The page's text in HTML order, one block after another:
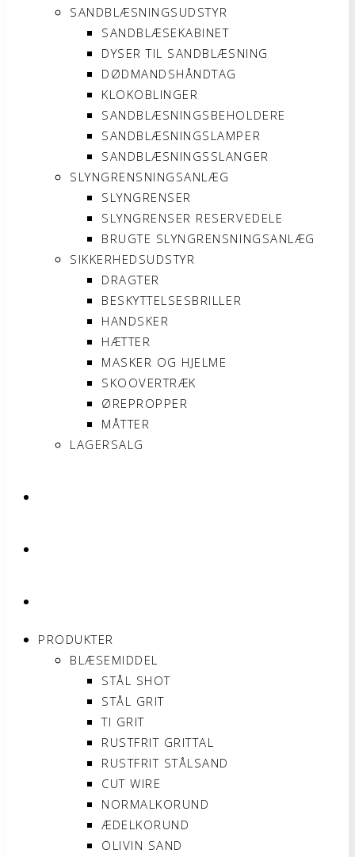
SANDBLÆSNINGSUDSTYR
SANDBLÆSEKABINET
DYSER TIL SANDBLÆSNING
DØDMANDSHÅNDTAG
KLOKOBLINGER
SANDBLÆSNINGSBEHOLDERE
SANDBLÆSNINGSLAMPER
SANDBLÆSNINGSSLANGER
SLYNGRENSNINGSANLÆG
SLYNGRENSER
SLYNGRENSER RESERVEDELE
BRUGTE SLYNGRENSNINGSANLÆG
SIKKERHEDSUDSTYR
DRAGTER
BESKYTTELSESBRILLER
HANDSKER
HÆTTER
MASKER OG HJELME
SKOOVERTRÆK
ØREPROPPER
MÅTTER
LAGERSALG
PRODUKTER
BLÆSEMIDDEL
STÅL SHOT
STÅL GRIT
TI GRIT
RUSTFRIT GRITTAL
RUSTFRIT STÅLSAND
CUT WIRE
NORMALKORUND
ÆDELKORUND
OLIVIN SAND